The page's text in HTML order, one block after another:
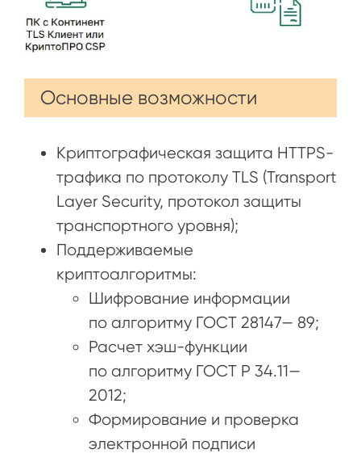
Основные возможности
Криптографическая защита HTTPS-
трафика по протоколу TLS (Transport
Layer Security, протокол защиты
транспортного уровня);
Поддерживаемые
криптоалгоритмы:
Шифрование информации
по алгоритму ГОСТ 28147— 89;
Расчет хэш-функции
по алгоритму ГОСТ Р 34.11—
2012;
Формирование и проверка
электронной подписи